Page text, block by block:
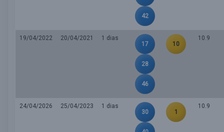
42
19/04/2022 20/04/2021
1 dias
17
28
46
10
10.9
24/04/2026 25/04/2023
1 dias
30
1
10.9